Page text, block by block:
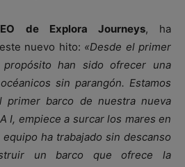
de Explora Journeys, ha
nuevo hito: «Desde el primer
han sido ofrecer una
sin parangón. Estamos
primer barco de nuestra nueva
I, empiece a surcar los mares en
ha trabajado sin descanso
un barco que ofrece la